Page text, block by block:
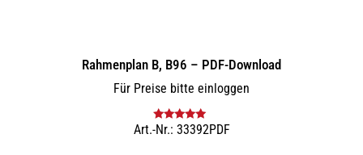
Rahmenplan B, B96 – PDF-Download
Für Preise bitte einloggen
Bewertet mit
Art.-Nr.: 33392PDF